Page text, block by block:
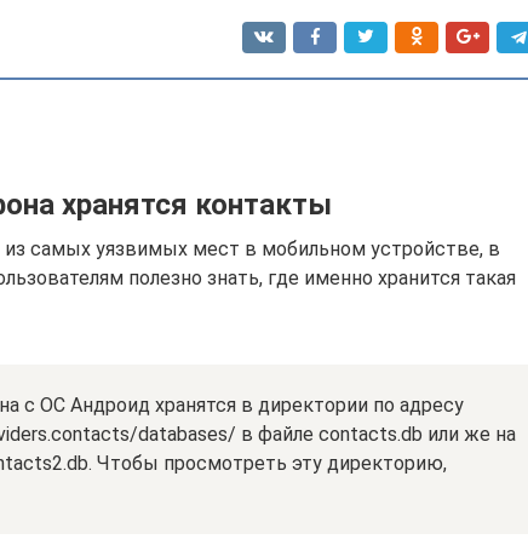
хранятся контакты
из самых уязвимых мест в мобильном устройстве, в
полезно знать, где именно хранится такая
с ОС Андроид хранятся в директории по адресу
databases/ в файле contacts.db или же на
Чтобы просмотреть эту директорию,